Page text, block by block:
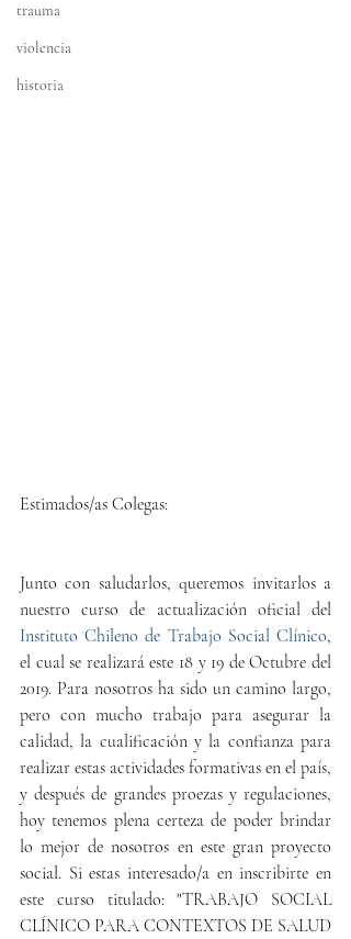
trauma
violencia
historia
Estimados/as Colegas:
Junto con saludarlos, queremos invitarlos a
Instituto Chileno de Trabajo Social Clínico,
el cual se realizará este 18 y 19 de Octubre del
2019. Para nosotros ha sido un camino largo,
pero con mucho trabajo para asegurar la
calidad, la cualificación y la confianza para
realizar estas actividades formativas en el país,
y después de grandes proezas y regulaciones,
hoy tenemos plena certeza de poder brindar
lo mejor de nosotros en este gran proyecto
social. Si estas interesado/a en inscribirte en
este curso titulado: "TRABAJO SOCIAL
CLÍNICO PARA CONTEXTOS DE SALUD